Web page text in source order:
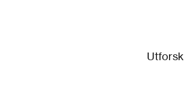
Utforsk